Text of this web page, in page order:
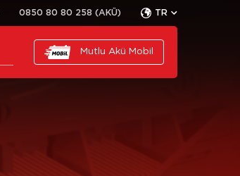
0850 80 80 258 (AKÜ) TR
Mutlu Akü Mobil